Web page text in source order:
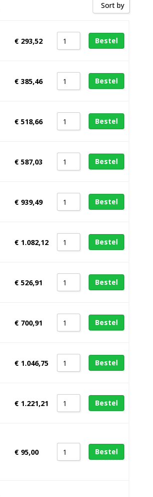
Sort by
Sort by Price high to low
Sort by Name Z - A
Sort by
€ 293,52 Bestel
€ 385,46 Bestel
€ 518,66 Bestel
€ 587,03 Bestel
€ 939,49 Bestel
€ 1.082,12 Bestel
€ 526,91 Bestel
€ 700,91 Bestel
€ 1.046,75 Bestel
€ 1.221,21 Bestel
€ 95,00 Bestel